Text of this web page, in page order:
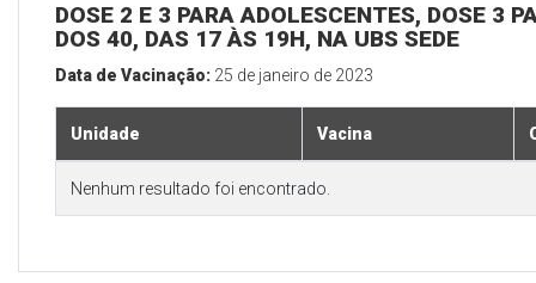
DOSE 2 E 3 PARA ADOLESCENTES, DOSE 3
DOS 40, DAS 17 ÀS 19H, NA UBS SEDE
Data de Vacinação: 25 de janeiro de 2023
Unidade Vacina
Nenhum resultado foi encontrado.